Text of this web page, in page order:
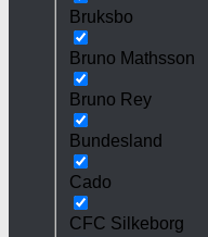
Bruksbo
Bruno Mathsson
Bruno Rey
Bundesland
Cado
CFC Silkeborg